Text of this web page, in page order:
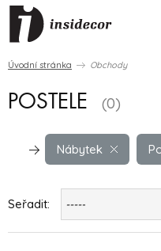
Úvodní stránka Obchody
POSTELE (0)
Nábytek
Seřadit: -----